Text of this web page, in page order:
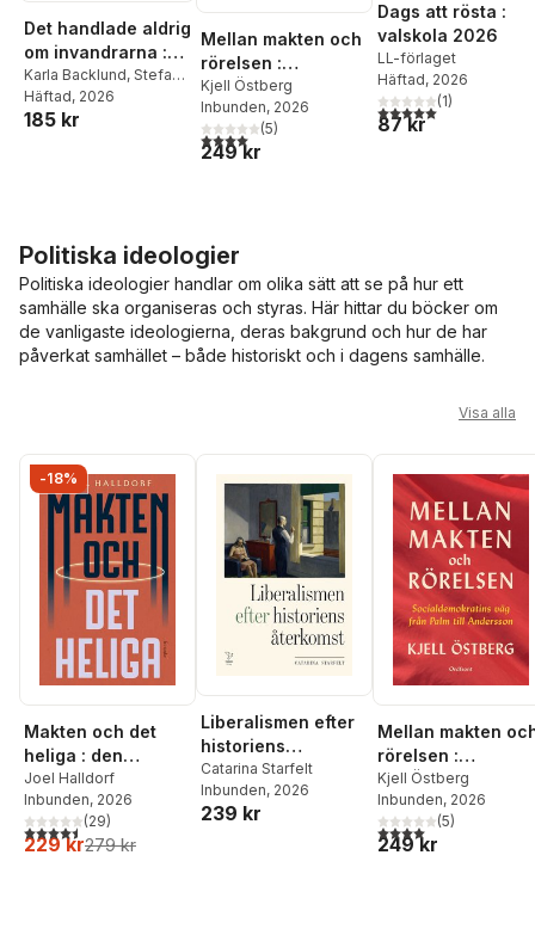
Det handlade aldrig
om invandrarna :
om varför arbetare
lämnat S för SD
Karla Backlund, Stefan
Sjöberg
Häftad, 2026
185 kr
Mellan makten och
rörelsen :
socialdemokratins
väg från Palm till
Andersson
Kjell Östberg
Inbunden, 2026
4,0utav 5 stjärnor. Totalt antal röster:
(5)
249 kr
Dags att rösta :
valskola 2026
LL-förlaget
Häftad, 2026
5,0utav 5 stjärnor.
(1)
87 kr
Politiska ideologier
Politiska ideologier handlar om olika sätt att se på hur ett
samhälle ska organiseras och styras. Här hittar du böcker om
de vanligaste ideologierna, deras bakgrund och hur de har
påverkat samhället – både historiskt och i dagens samhälle.
Visa alla
-18%
Makten och det
heliga : den
religiösa
vändningen i
världspolitiken
Joel Halldorf
Inbunden, 2026
4,5utav 5 stjärnor. Totalt antal röster:
(29)
229 kr279 kr
Liberalismen efter
historiens
återkomst
Catarina Starfelt
Inbunden, 2026
239 kr
Mellan makten
rörelsen :
socialdemokratins
väg från Palm till
Andersson
Kjell Östberg
Inbunden, 2026
4,0utav 5 stjärnor.
(5)
249 kr